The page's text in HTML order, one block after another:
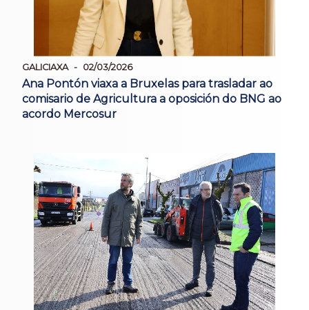
GALICIAXA 02/03/2026
Ana Pontón viaxa a Bruxelas para trasladar ao
comisario de Agricultura a oposición do BNG ao
acordo Mercosur